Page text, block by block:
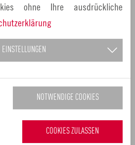
ohne Ihre ausdrückliche
EINSTELLUNGEN
NOTWENDIGE COOKIES
COOKIES ZULASSEN